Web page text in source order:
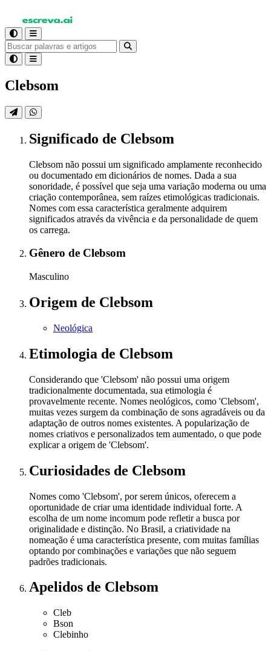
Clebsom
Significado de Clebsom
Clebsom não possui um significado amplamente reconhecido
ou documentado em dicionários de nomes. Dada a sua
sonoridade, é possível que seja uma variação moderna ou uma
criação contemporânea, sem raízes etimológicas tradicionais.
Nomes com essa característica geralmente adquirem
significados através da vivência e da personalidade de quem
os carrega.
Gênero de Clebsom
Masculino
Origem de Clebsom
Neológica
Etimologia de Clebsom
Considerando que 'Clebsom' não possui uma origem
tradicionalmente documentada, sua etimologia é
provavelmente recente. Nomes neológicos, como 'Clebsom',
muitas vezes surgem da combinação de sons agradáveis ou da
adaptação de outros nomes existentes. A popularização de
nomes criativos e personalizados tem aumentado, o que pode
explicar a origem de 'Clebsom'.
Curiosidades de Clebsom
Nomes como 'Clebsom', por serem únicos, oferecem a
oportunidade de criar uma identidade individual forte. A
escolha de um nome incomum pode refletir a busca por
originalidade e distinção. No Brasil, a criatividade na
nomeação é uma característica presente, com muitas famílias
optando por combinações e variações que não seguem
padrões tradicionais.
Apelidos de Clebsom
Cleb
Bson
Clebinho